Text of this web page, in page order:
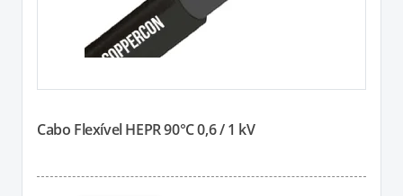
Cabo Flexível HEPR 90°C 0,6 / 1 kV